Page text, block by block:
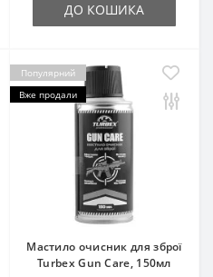
ДО КОШИКА
Популярний
Вже продали
Мастило очисник для зброї
Turbex Gun Care, 150мл